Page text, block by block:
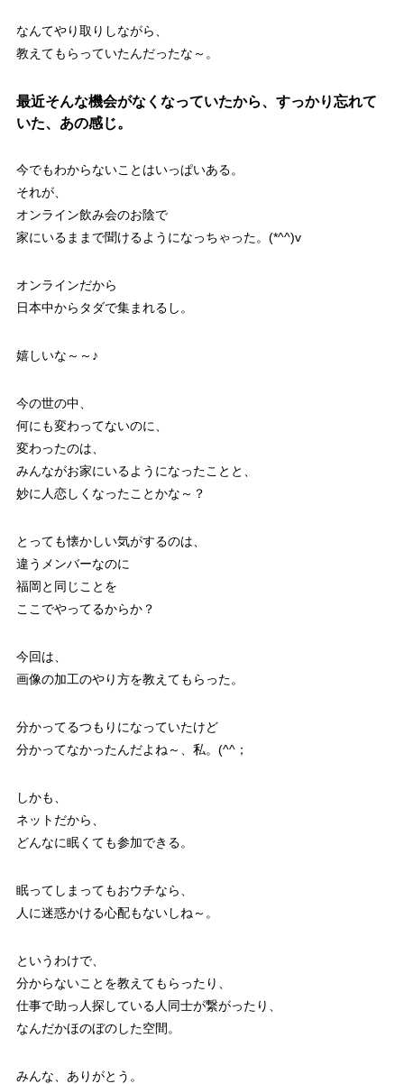
なんてやり取りしながら、
教えてもらっていたんだったな～。
最近そんな機会がなくなっていたから、すっかり忘れて
いた、あの感じ。
今でもわからないことはいっぱいある。
それが、
オンライン飲み会のお陰で
家にいるままで聞けるようになっちゃった。(*^^)v
オンラインだから
日本中からタダで集まれるし。
嬉しいな～～♪
今の世の中、
何にも変わってないのに、
変わったのは、
みんながお家にいるようになったことと、
妙に人恋しくなったことかな～？
とっても懐かしい気がするのは、
違うメンバーなのに
福岡と同じことを
ここでやってるからか？
今回は、
画像の加工のやり方を教えてもらった。
分かってるつもりになっていたけど
分かってなかったんだよね～、私。(^^；
しかも、
ネットだから、
どんなに眠くても参加できる。
眠ってしまってもおウチなら、
人に迷惑かける心配もないしね～。
というわけで、
分からないことを教えてもらったり、
仕事で助っ人探している人同士が繋がったり、
なんだかほのぼのした空間。
みんな、ありがとう。